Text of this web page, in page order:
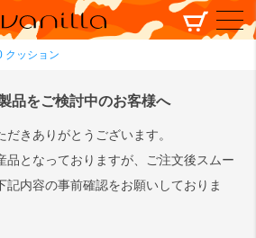
クッション
品をご検討中のお客様へ
きありがとうございます。
品となっておりますが、ご注文後スムー
記内容の事前確認をお願いしておりま